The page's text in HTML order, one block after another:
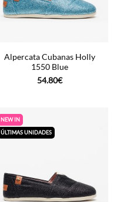
Alpercata Cubanas Holly
1550 Blue
54.80€
NEW IN
ÚLTIMAS UNIDADES